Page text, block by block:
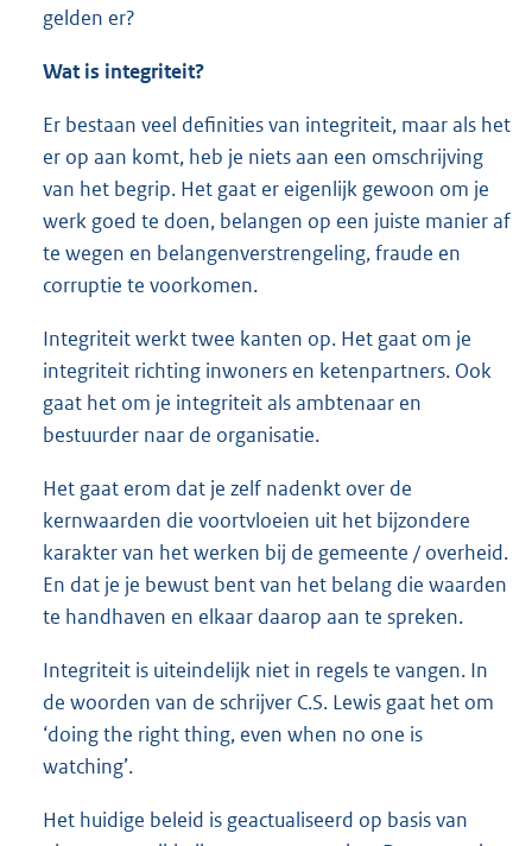
gelden er?
Wat is integriteit?
Er bestaan veel definities van integriteit, maar als het
er op aan komt, heb je niets aan een omschrijving
van het begrip. Het gaat er eigenlijk gewoon om je
werk goed te doen, belangen op een juiste manier af
te wegen en belangenverstrengeling, fraude en
corruptie te voorkomen.
Integriteit werkt twee kanten op. Het gaat om je
integriteit richting inwoners en ketenpartners. Ook
gaat het om je integriteit als ambtenaar en
bestuurder naar de organisatie.
Het gaat erom dat je zelf nadenkt over de
kernwaarden die voortvloeien uit het bijzondere
karakter van het werken bij de gemeente / overheid.
En dat je je bewust bent van het belang die waarden
te handhaven en elkaar daarop aan te spreken.
Integriteit is uiteindelijk niet in regels te vangen. In
de woorden van de schrijver C.S. Lewis gaat het om
‘doing the right thing, even when no one is
watching’.
Het huidige beleid is geactualiseerd op basis van